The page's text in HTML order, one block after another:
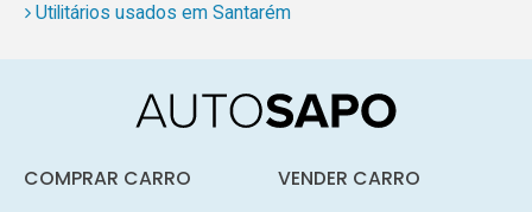
Utilitários usados em Santarém
COMPRAR CARRO VENDER CARRO